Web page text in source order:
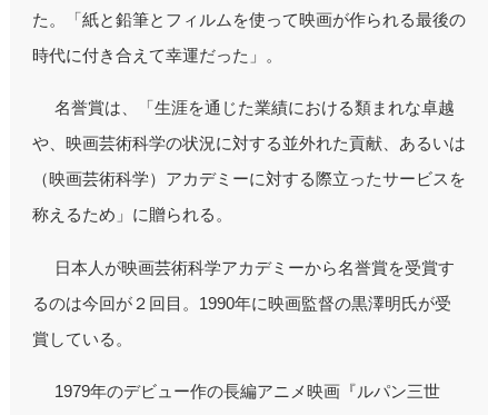
た。「紙と鉛筆とフィルムを使って映画が作られる最後の
時代に付き合えて幸運だった」。
名誉賞は、「生涯を通じた業績における類まれな卓越
や、映画芸術科学の状況に対する並外れた貢献、あるいは
（映画芸術科学）アカデミーに対する際立ったサービスを
称えるため」に贈られる。
日本人が映画芸術科学アカデミーから名誉賞を受賞す
るのは今回が２回目。1990年に映画監督の黒澤明氏が受
賞している。
1979年のデビュー作の長編アニメ映画『ルパン三世